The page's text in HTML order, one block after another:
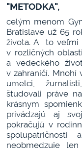
Kto
sme?
"METODKA",
celým menom
Bratislave už 65
života. A to veľmi
v rozličných
a vedeckého
v zahraničí. Mnohí
umelci,
študovali práve
krásnym
privádzajú aj
pokračujú v
neobmedzuje